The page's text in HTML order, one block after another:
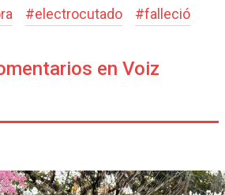
#electrocutado #falleció
en Voiz